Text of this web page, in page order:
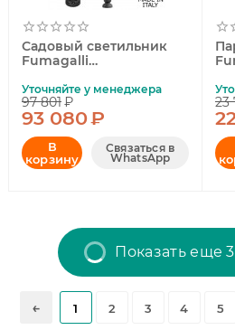
Садовый светильник
Fumagalli
Уточняйте у менеджера
97 801₽
93 080₽
В
корзину
Связаться в
WhatsApp
23
Показать еще
1 2 3 4 5